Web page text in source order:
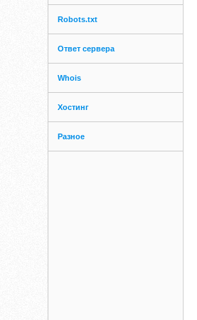
Robots.txt
Ответ сервера
Whois
Хостинг
Разное